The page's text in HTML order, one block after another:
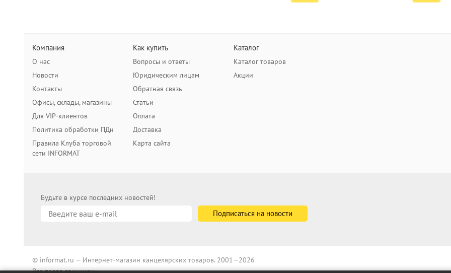
Компания
О нас
Новости
Контакты
Офисы, склады, магазины
Для VIP-клиентов
Политика обработки ПДн
Правила Клуба торговой
сети INFORMAT
Как купить
Вопросы и ответы
Юридическим лицам
Обратная связь
Статьи
Оплата
Доставка
Карта сайта
Каталог
Каталог товаров
Акции
Будьте в курсе последних новостей!
© informat.ru — Интернет-магазин канцелярских товаров. 2001—2026
Все права защищены